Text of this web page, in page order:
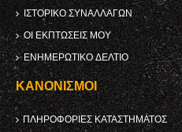
ΙΣΤΟΡΙΚΌ ΣΥΝΑΛΛΑΓΏΝ
ΟΙ ΕΚΠΤΏΣΕΙΣ ΜΟΥ
ΕΝΗΜΕΡΩΤΙΚΌ ΔΕΛΤΊΟ
ΚΑΝΟΝΙΣΜΟΊ
ΠΛΗΡΟΦΟΡΊΕΣ ΚΑΤΑΣΤΉΜΑΤΟΣ